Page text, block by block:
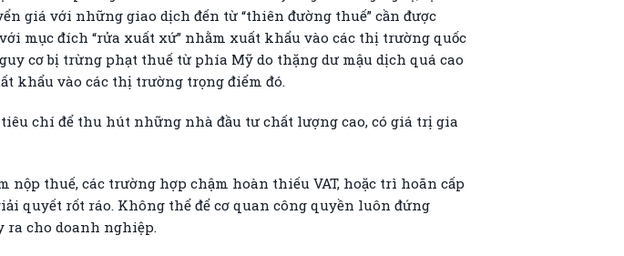
giá với những giao dịch đến từ “thiên đường thuế” cần được
mục đích “rửa xuất xứ” nhằm xuất khẩu vào các thị trường quốc
cơ bị trừng phạt thuế từ phía Mỹ do thặng dư mậu dịch quá cao
khẩu vào các thị trường trọng điểm đó.
chí để thu hút những nhà đầu tư chất lượng cao, có giá trị gia
thuế, các trường hợp chậm hoàn thiếu VAT, hoặc trì hoãn cấp
quyết rốt ráo. Không thể để cơ quan công quyền luôn đứng
ra cho doanh nghiệp.